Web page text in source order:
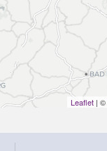
Leaflet| ©